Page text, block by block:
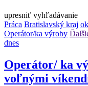
upresniť vyhľadávanie
Práca Bratislavský kraj
Operátor/ka výroby
dnes
Operátor/ ka
voľnými